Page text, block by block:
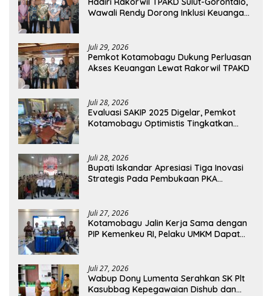
Wawali Rendy Dorong Inklusi Keuangan
Juli 29, 2026
Pemkot Kotamobagu Dukung Perluasan
Akses Keuangan Lewat Rakorwil TPAKD
Juli 28, 2026
Evaluasi SAKIP 2025 Digelar, Pemkot
Kotamobagu Optimistis Tingkatkan
Juli 28, 2026
Bupati Iskandar Apresiasi Tiga Inovasi
Strategis Pada Pembukaan PKA
Juli 27, 2026
Kotamobagu Jalin Kerja Sama dengan
PIP Kemenkeu RI, Pelaku UMKM Dapat
Juli 27, 2026
Wabup Dony Lumenta Serahkan SK Plt
Kasubbag Kepegawaian Dishub dan